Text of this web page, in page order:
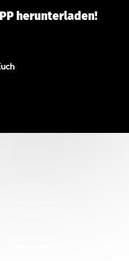
herunterladen!